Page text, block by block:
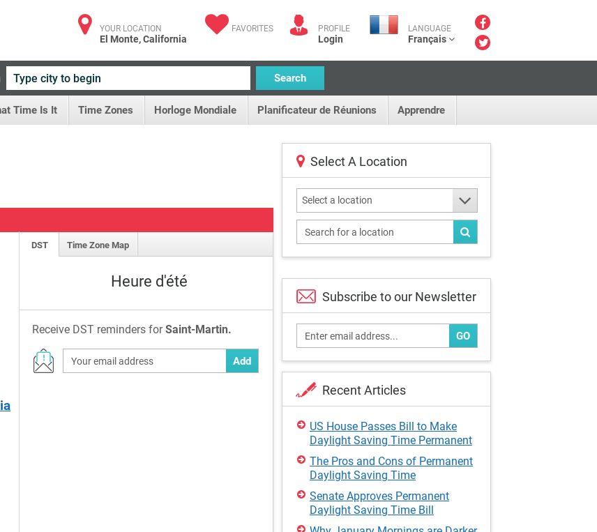
YOUR LOCATION
El Monte, California
FAVORITES PROFILE
Login
LANGUAGE
Français
Search
Time Is It Time Zones Horloge Mondiale Planificateur de Réunions Apprendre
DST Time Zone Map
Heure d'été
Receive DST reminders forSaint-Martin.
Add
Select A Location
Select a location
Subscribe to our Newsletter
GO
Recent Articles
US House Passes Bill to Make
Daylight Saving Time Permanent
The Pros and Cons of Permanent
Daylight Saving Time
Senate Approves Permanent
Daylight Saving Time Bill